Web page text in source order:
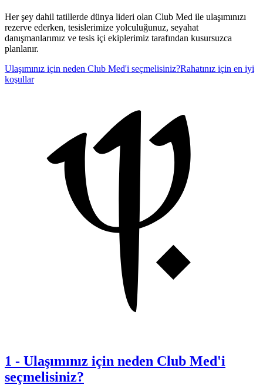
Her şey dahil tatillerde dünya lideri olan Club Med ile ulaşımınızı
rezerve ederken, tesislerimize yolculuğunuz, seyahat
danışmanlarımız ve tesis içi ekiplerimiz tarafından kusursuzca
planlanır.
Ulaşımınız için neden Club Med'i seçmelisiniz?Rahatınız için en iyi
koşullar
1 - Ulaşımınız için neden Club Med'i
seçmelisiniz?